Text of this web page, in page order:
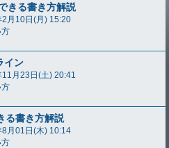
きる書き方解説
月10日(月) 15:20
方
イン
月23日(土) 20:41
方
る書き方解説
月01日(木) 10:14
方